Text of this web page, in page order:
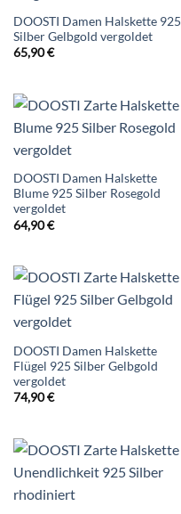
DOOSTI Damen Halskette 925
Silber Gelbgold vergoldet
65,90€
DOOSTI Damen Halskette
Blume 925 Silber Rosegold
vergoldet
64,90€
DOOSTI Damen Halskette
Flügel 925 Silber Gelbgold
vergoldet
74,90€